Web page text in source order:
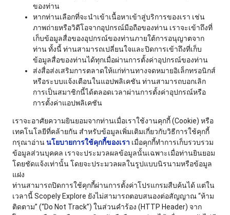
ของท่าน
หากท่านเลือกที่จะนำเข้าเนื้อหาเข้าสู่บริการของเรา เช่น
ภาพถ่ายหรือวิดีโอจากอุปกรณ์มือถือของท่าน เราจะเข้าถึงที่
เก็บข้อมูลสื่อของอุปกรณ์ของท่านภายใต้การอนุญาตจาก
ท่าน ทั้งนี้ ท่านสามารถเปลี่ยนใจและปิดการเข้าถึงที่เก็บ
ข้อมูลสื่อของท่านได้ทุกเมื่อผ่านการตั้งค่าอุปกรณ์ของท่าน
ส่งสื่อส่งเสริมการตลาดให้แก่ท่านทางจดหมายอิเล็กทรอนิกส์
หรือระบบแจ้งเตือนในแอปพลิเคชัน ท่านสามารถบอกเลิก
การเป็นสมาชิกนี้ได้ตลอดเวลาผ่านการตั้งค่าอุปกรณ์หรือ
การตั้งค่าแอปพลิเคชัน
เราจะอาศัยความยินยอมจากท่านเมื่อเราใช้งานคุกกี้ (Cookie) หรือ
เทคโนโลยีที่คล้ายกัน สำหรับข้อมูลเพิ่มเติมเกี่ยวกับวิธีการใช้คุกกี้
กรุณาอ่านนโยบายการใช้คุกกี้ของเรา เมื่อคุกกี้ทำการเก็บรวบรวม
ข้อมูลส่วนบุคคล เราจะประมวลผลข้อมูลนั้นเฉพาะเมื่อท่านยินยอม
โดยชัดแจ้งเท่านั้น โดยจะประมวลผลในรูปแบบนิรนามหรือข้อมูล
แฝง
ท่านสามารถปิดการใช้คุกกี้ผ่านการตั้งค่าโปรแกรมสืบค้นได้ แต่ใน
เวลานี้ Scopely Explore ยังไม่สามารถตอบสนองต่อสัญญาณ “ห้าม
ติดตาม” (“Do Not Track”) ในส่วนคำร้อง (HTTP Header) จาก